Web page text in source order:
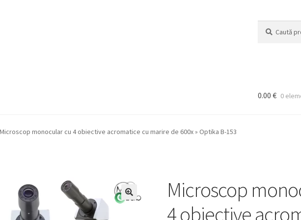
după:
Condiții generale Service Contact
0.00 € 0
Microscop monocular cu 4 obiective acromatice cu marire de 600x » Optika B-153
Microscop
4 obiective